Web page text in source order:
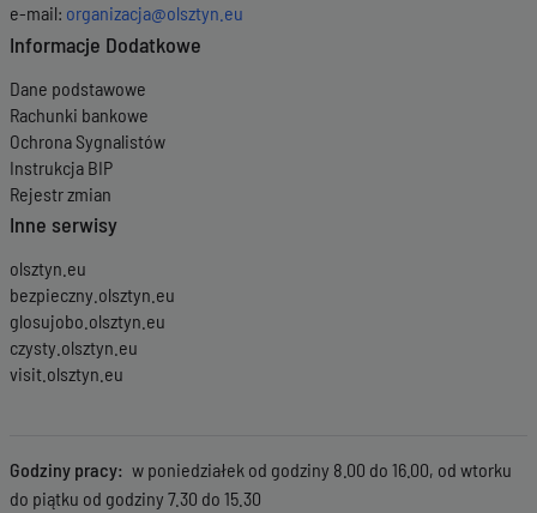
e-mail: organizacja@olsztyn.eu
Informacje Dodatkowe
Dane podstawowe
Rachunki bankowe
Ochrona Sygnalistów
Instrukcja BIP
Rejestr zmian
Inne serwisy
olsztyn.eu
bezpieczny.olsztyn.eu
glosujobo.olsztyn.eu
czysty.olsztyn.eu
visit.olsztyn.eu
Godziny pracy
w poniedziałek od godziny 8.00 do 16.00, od wtorku
do piątku od godziny 7.30 do 15.30